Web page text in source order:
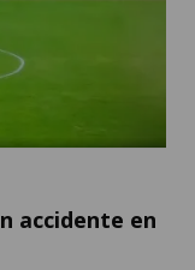
accidente en